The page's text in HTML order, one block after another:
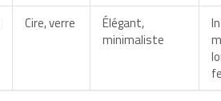
Cire, verre
Élégant,
minimaliste